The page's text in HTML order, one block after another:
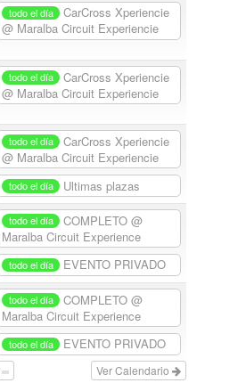
todo el día
CarCross Xperiencie
@ Maralba Circuit Experiencie
todo el día
CarCross Xperiencie
@ Maralba Circuit Experiencie
todo el día
CarCross Xperiencie
@ Maralba Circuit Experiencie
todo el día Ultimas plazas
todo el día COMPLETO@
Maralba Circuit Experience
todo el día EVENTO PRIVADO
todo el día COMPLETO@
Maralba Circuit Experience
todo el día EVENTO PRIVADO
Ver Calendario